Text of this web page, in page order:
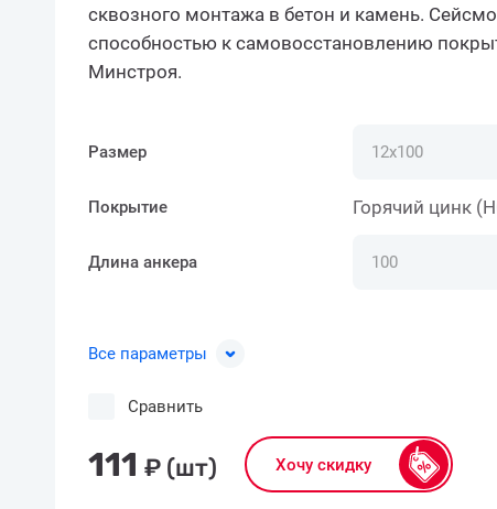
сквозного монтажа в бетон и камень.
способностью к самовосстановлению
Минстроя.
Размер
Покрытие Горячий цинк
Длина анкера
Все параметры
111 ₽ (шт) Хочу скидку
Сравнить